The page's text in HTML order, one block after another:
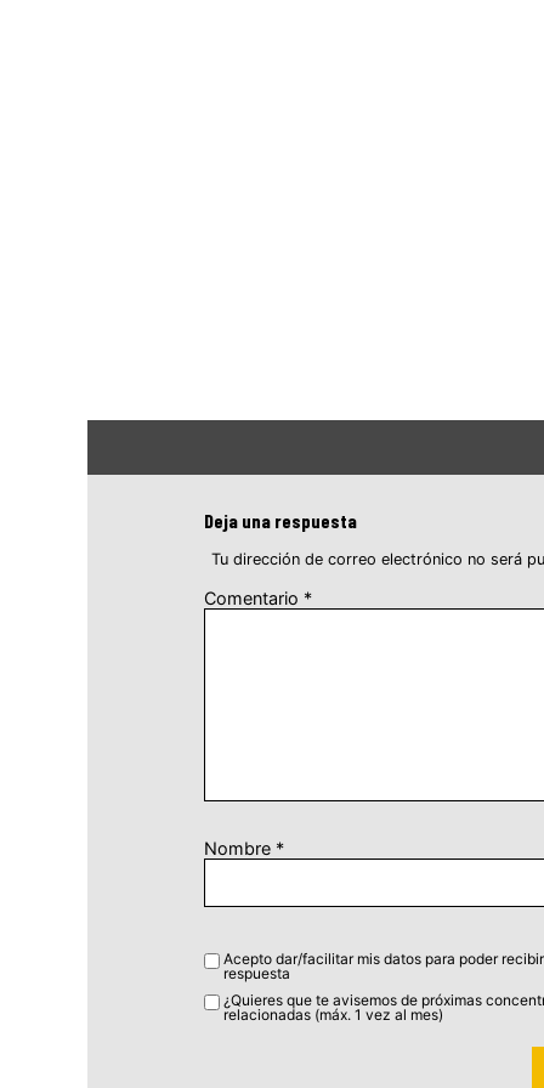
Deja una respuesta
Tu dirección de correo electrónico no será
Comentario *
Nombre *
Acepto dar/facilitar mis datos para poder recibir
respuesta
¿Quieres que te avisemos de próximas
relacionadas (máx. 1 vez al mes)